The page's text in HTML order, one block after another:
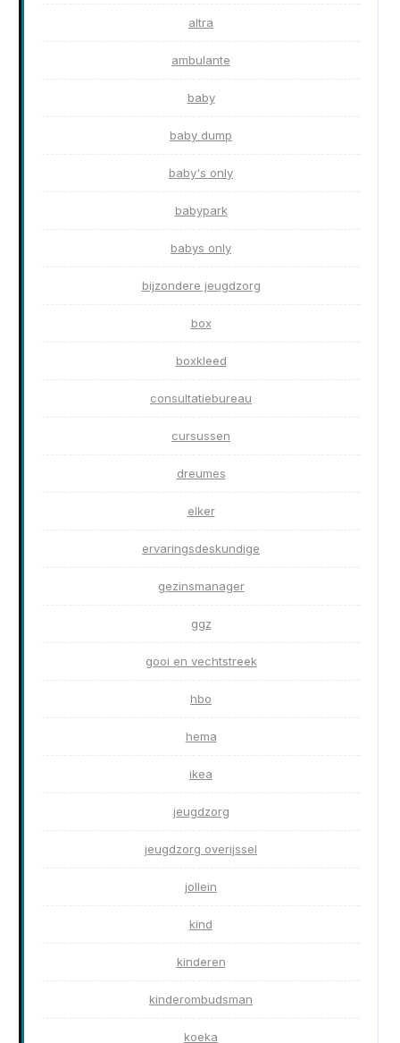
altra
ambulante
baby
baby dump
baby's only
babypark
babys only
bijzondere jeugdzorg
box
boxkleed
consultatiebureau
cursussen
dreumes
elker
ervaringsdeskundige
gezinsmanager
ggz
gooi en vechtstreek
hbo
hema
ikea
jeugdzorg
jeugdzorg overijssel
jollein
kind
kinderen
kinderombudsman
koeka